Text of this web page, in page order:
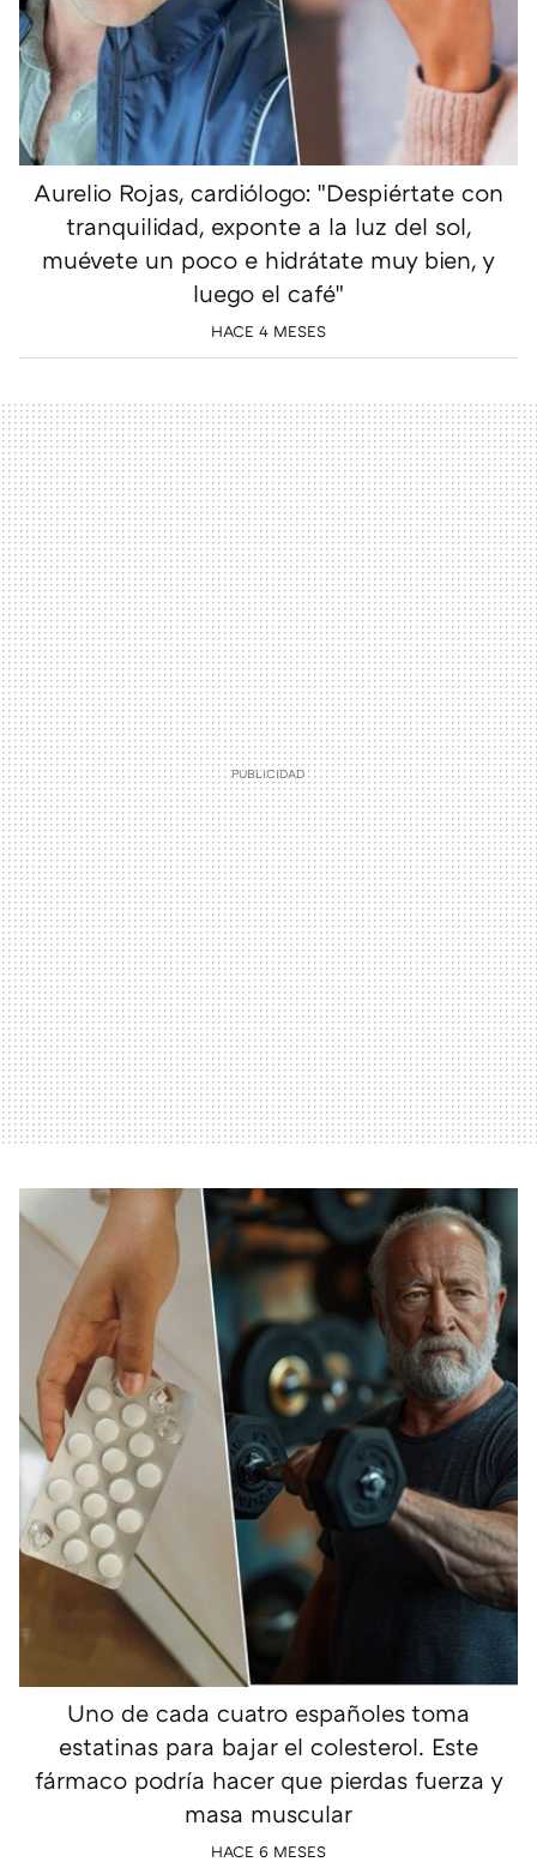
Aurelio Rojas, cardiólogo: "Despiértate con
tranquilidad, exponte a la luz del sol,
muévete un poco e hidrátate muy bien, y
luego el café"
HACE 4 MESES
Uno de cada cuatro españoles toma
estatinas para bajar el colesterol. Este
fármaco podría hacer que pierdas fuerza y
masa muscular
HACE 6 MESES